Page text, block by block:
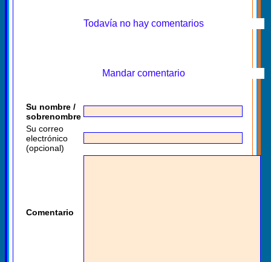
Todavía no hay comentarios
Mandar comentario
Su nombre /
sobrenombre
Su correo
electrónico
(opcional)
Comentario